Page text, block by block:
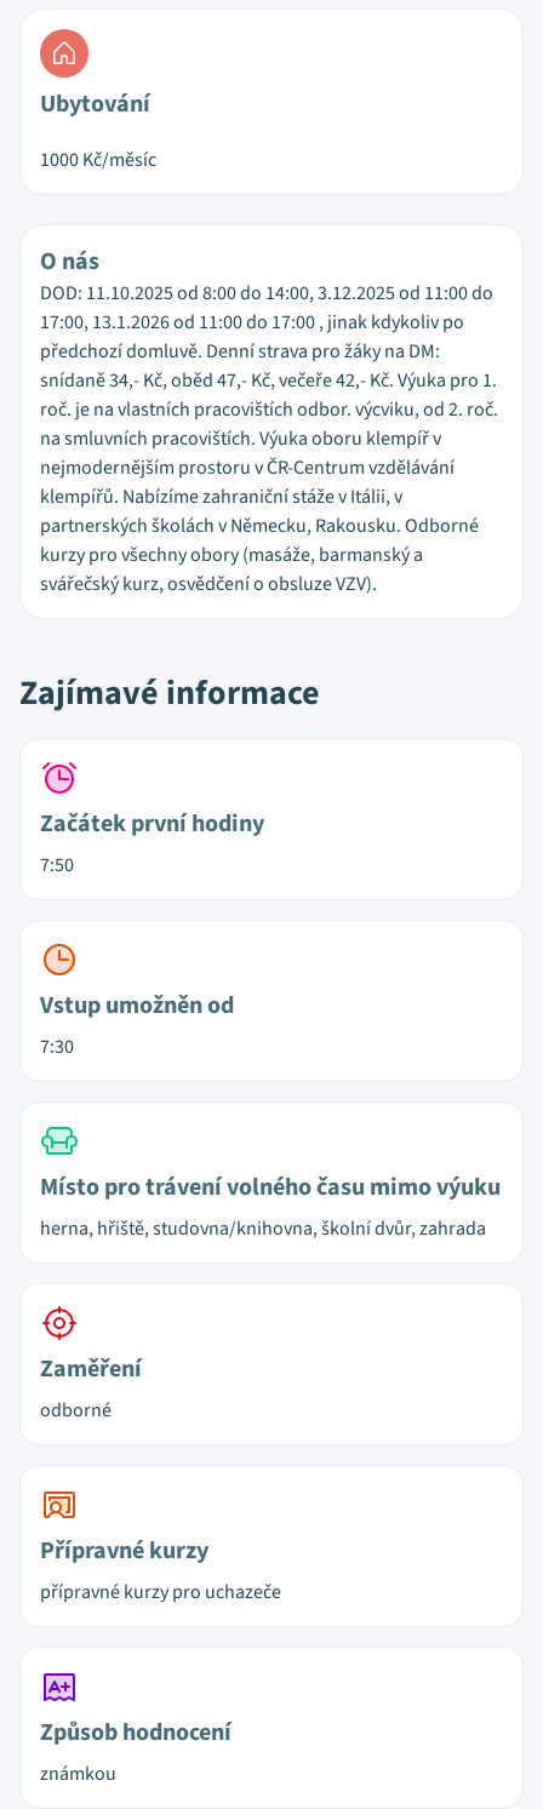
Ubytování
1000Kč/měsíc
O nás
DOD: 11.10.2025 od 8:00 do 14:00, 3.12.2025 od 11:00 do
17:00, 13.1.2026 od 11:00 do 17:00 , jinak kdykoliv po
předchozí domluvě. Denní strava pro žáky na DM:
snídaně 34,- Kč, oběd 47,- Kč, večeře 42,- Kč. Výuka pro 1.
roč. je na vlastních pracovištích odbor. výcviku, od 2. roč.
na smluvních pracovištích. Výuka oboru klempíř v
nejmodernějším prostoru v ČR-Centrum vzdělávání
klempířů. Nabízíme zahraniční stáže v Itálii, v
partnerských školách v Německu, Rakousku. Odborné
kurzy pro všechny obory (masáže, barmanský a
svářečský kurz, osvědčení o obsluze VZV).
Zajímavé informace
Začátek první hodiny
7:50
Vstup umožněn od
7:30
Místo pro trávení volného času mimo výuku
herna, hřiště, studovna/knihovna, školní dvůr, zahrada
Zaměření
odborné
Přípravné kurzy
přípravné kurzy pro uchazeče
Způsob hodnocení
známkou